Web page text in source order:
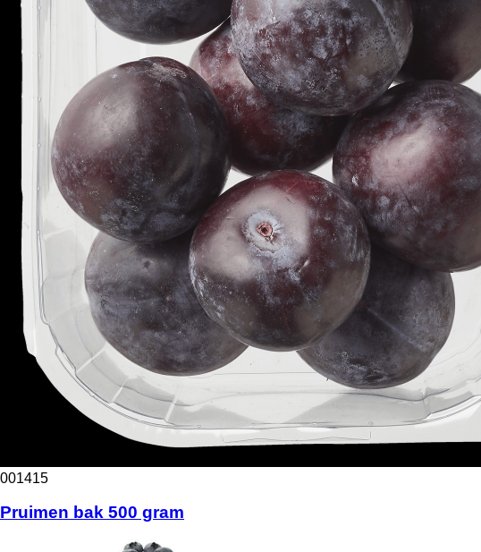
001415
Pruimen bak 500 gram